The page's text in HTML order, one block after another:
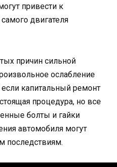
привести к
двигателя
причин сильной
ослабление
капитальный ремонт
процедура, но все
болты и гайки
автомобиля могут
последствиям.